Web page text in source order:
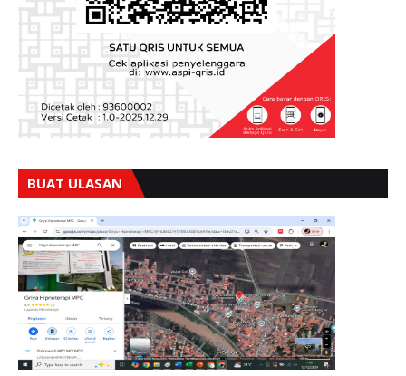
BUAT ULASAN